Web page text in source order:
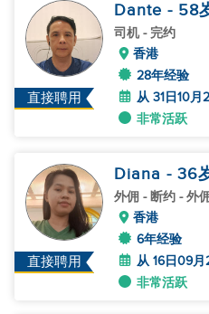
直接聘用
Dante - 58
司机- 完约
香港
28年经验
从 31日10
非常活跃
直接聘用
Diana - 36
外佣 - 断约 - 外
香港
6年经验
从 16日09
非常活跃